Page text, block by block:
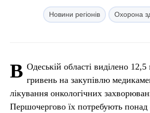
Новини регіонів Охорона
В Одеській області виділено 12,5
гривень на закупівлю
лікування онкологічних
Першочергово їх потребують понад